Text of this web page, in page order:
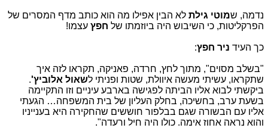
נדמה, שמוטי גילת לא הבין אפילו מה הוא כותב מדף המסרים של
הפרקליטות, כי השיבוש היה ביוזמתו של חפץ עצמו!
כך העיד ניר חפץ:
"בשלב מסוים", מתוך לחץ, חרדה, פאניקה, תקראו לזה איך
שתקראו, עשיתי מעשה איוולת, שטות ופניתי לשאול אלוביץ'.
ביקשתי לבוא אליו הביתה לפגישה בארבע עיניים וזו התקיימה
בשעת ערב, בחשיכה, בחלק העליון של בית המשפחה… הגעתי
אליו עם הבשורה שגם בבלפור חוששים שהחקירה היא בענייניו
והוא נראה אחוז אימה. כולו היה חיל ורעדה".